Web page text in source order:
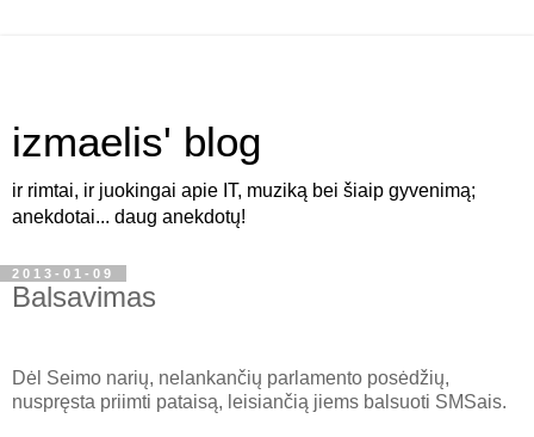
izmaelis' blog
ir rimtai, ir juokingai apie IT, muziką bei šiaip gyvenimą;
anekdotai... daug anekdotų!
2013-01-09
Balsavimas
Dėl Seimo narių, nelankančių parlamento posėdžių,
nuspręsta priimti pataisą, leisiančią jiems balsuoti SMSais.